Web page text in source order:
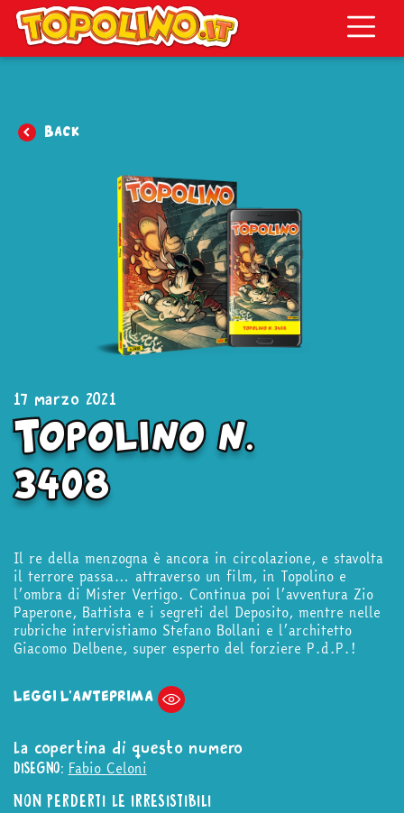
Topolino.it
Back
17 marzo 2021
Topolino n.
3408
Il re della menzogna è ancora in circolazione, e stavolta
il terrore passa… attraverso un film, in Topolino e
l’ombra di Mister Vertigo. Continua poi l’avventura Zio
Paperone, Battista e i segreti del Deposito, mentre nelle
rubriche intervistiamo Stefano Bollani e l’architetto
Giacomo Delbene, super esperto del forziere P.d.P.!
LEGGI L'ANTEPRIMA
La copertina di questo numero
DISEGNO: Fabio Celoni
NON PERDERTI LE IRRESISTIBILI